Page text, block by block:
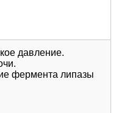
давление.
фермента липазы